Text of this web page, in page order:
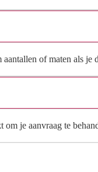
of maten als je
om je aanvraag te